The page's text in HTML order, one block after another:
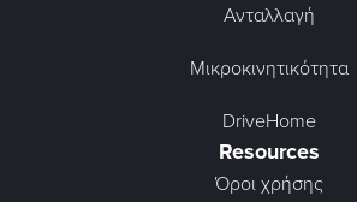
Ανταλλαγή
Μικροκινητικότητα
DriveHome
Resources
Όροι χρήσης